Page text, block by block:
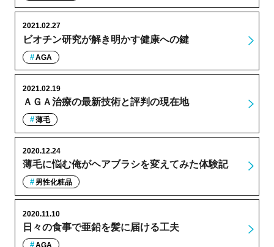
ビオチン研究が解き明かす健康への鍵
2021.02.27
AGA
ＡＧＡ治療の最新技術と評判の現在地
2021.02.19
薄毛
薄毛に悩む俺がヘアブラシを変えてみた体験記
2020.12.24
男性化粧品
日々の食事で亜鉛を髪に届ける工夫
2020.11.10
AGA